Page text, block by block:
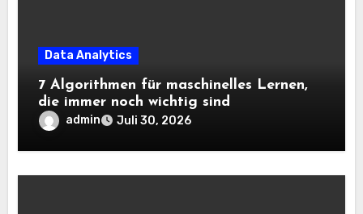
Data Analytics
7 Algorithmen für maschinelles Lernen,
die immer noch wichtig sind
admin Juli 30, 2026